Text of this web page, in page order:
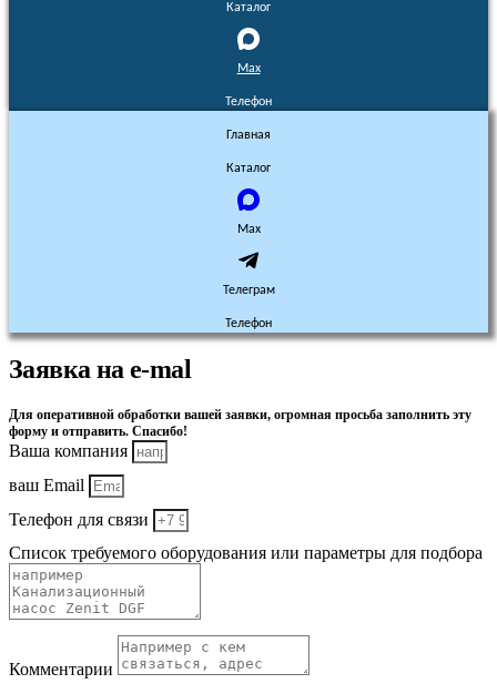
Каталог
Max
Телефон
Главная
Каталог
Max
Телеграм
Телефон
Заявка на e-mal
Для оперативной обработки вашей заявки, огромная просьба заполнить эту
форму и отправить. Спасибо!
Ваша компания
ваш Email
Телефон для связи
Список требуемого оборудования или параметры для подбора
Комментарии